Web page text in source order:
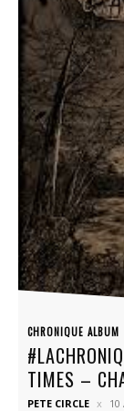
CHRONIQUE ALBUM
TIMES –
PETE CIRCLE 10